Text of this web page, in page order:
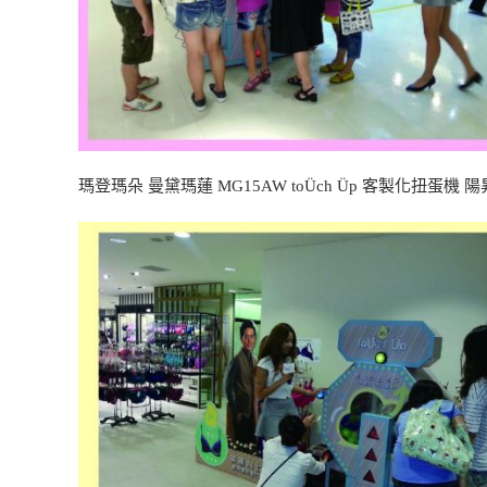
瑪登瑪朵 曼黛瑪蓮 MG15AW toÜch Üp 客製化扭蛋機 陽